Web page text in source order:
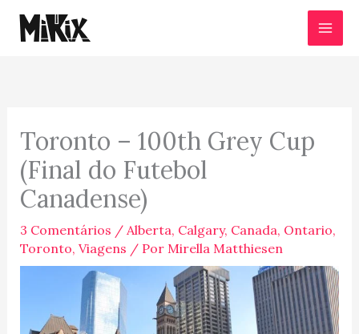
para
Toronto – 100th Grey Cup
(Final do Futebol
Canadense)
3 Comentários / Alberta, Calgary, Canada, Ontario,
Toronto, Viagens / Por Mirella Matthiesen